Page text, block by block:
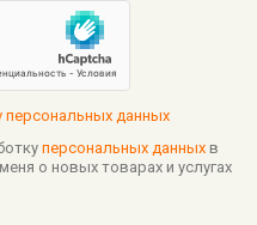
персональных данных
персональных данныхв
о новых товарах и услугах